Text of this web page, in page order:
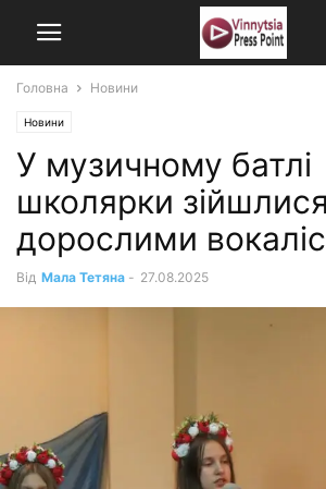
Головна Новини
Новини
У музичному батлі
школярки зійшлися
дорослими
Від Мала Тетяна - 27.08.2025